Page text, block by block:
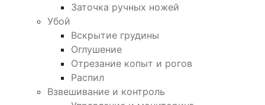
Заточка ручных ножей
Убой
Вскрытие грудины
Оглушение
Отрезание копыт и рогов
Распил
Взвешивание и контроль